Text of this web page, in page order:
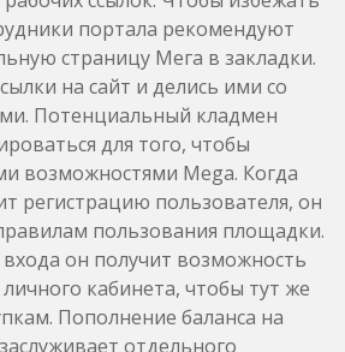
портала рекомендуют
страницу Мега в закладки.
на сайт и делись ими со
Потенциальный кладмен
для того, чтобы
возможностями Mega. Когда
регистрацию пользователя, он
пользования площадки.
входа он получит возможность
кабинета, чтобы тут же
Пополнение баланса на
отдельного